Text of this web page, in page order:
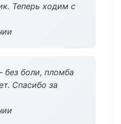
Теперь ходим с
боли, пломба
Спасибо за